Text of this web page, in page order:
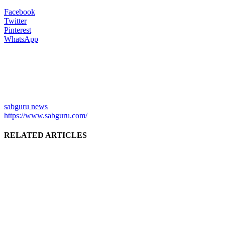
Facebook
Twitter
Pinterest
WhatsApp
sabguru news
https://www.sabguru.com/
RELATED ARTICLES